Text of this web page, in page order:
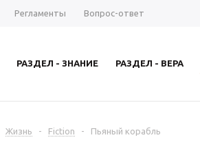
Регламенты Вопрос-ответ
РАЗДЕЛ - ЗНАНИЕ РАЗДЕЛ - ВЕРА
Жизнь - Fiction - Пьяный корабль